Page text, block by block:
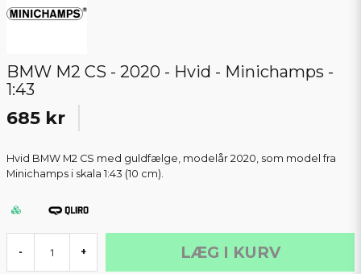
BMW M2 CS - 2020 - Hvid - Minichamps -
1:43
685 kr
Hvid BMW M2 CS med guldfælge, modelår 2020, som model fra
Minichamps i skala 1:43 (10 cm).
- + LÆG I KURV